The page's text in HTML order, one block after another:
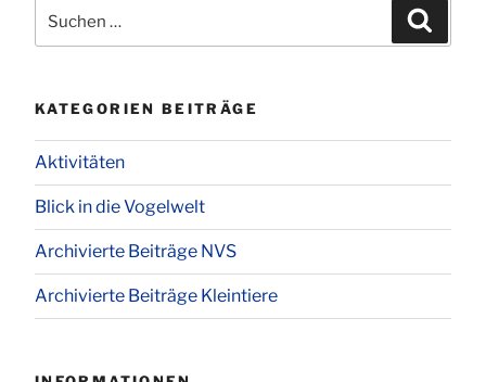
nach:
KATEGORIEN BEITRÄGE
Aktivitäten
Blick in die Vogelwelt
Archivierte Beiträge NVS
Archivierte Beiträge Kleintiere